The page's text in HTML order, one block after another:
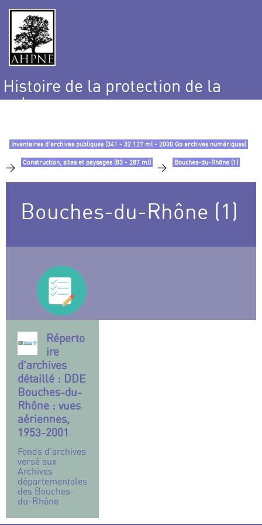
Histoire de la protection de la
nature
Inventaires d’archives publiques (341 - 32 127 ml - 2000 Go archives numériques)
> Construction, sites et paysages (83 - 287 ml) > Bouches-du-Rhône (1)
Bouches-du-Rhône (1)
Réperto
ire
d’archives
détaillé : DDE
Bouches-du-
Rhône : vues
aériennes,
1953-2001
Fonds d’archives
versé aux
Archives
départementales
des Bouches-
du-Rhône